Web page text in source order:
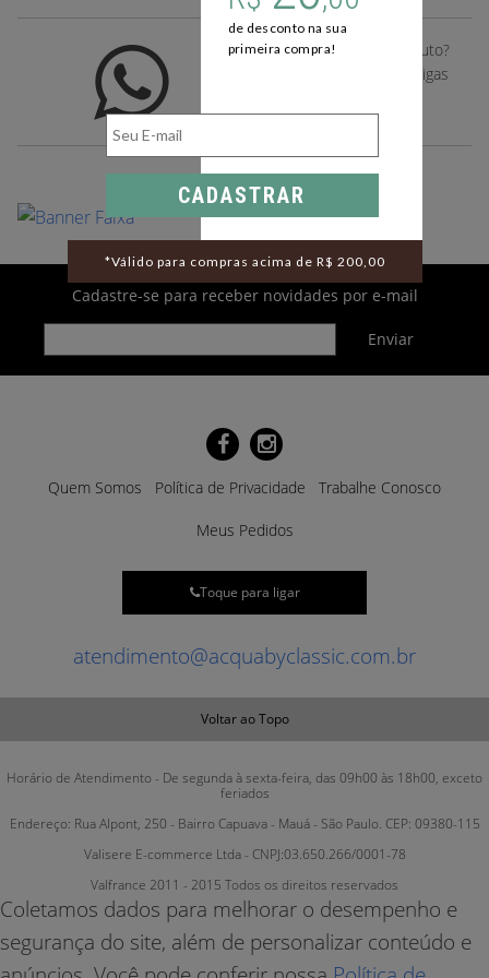
de desconto na sua
primeira compra!
CADASTRAR
*Válido para compras acima de R$ 200,00
Gostou deste desse produto?
Compartilhe com suas amigas
Cadastre-se para receber novidades por e-mail
Quem Somos Política de Privacidade Trabalhe Conosco
Meus Pedidos
Toque para ligar
atendimento@acquabyclassic.com.br
Voltar ao Topo
Horário de Atendimento - De segunda à sexta-feira, das 09h00 às 18h00, exceto
feriados
Endereço: Rua Alpont, 250 - Bairro Capuava - Mauá - São Paulo. CEP: 09380-115
Valisere E-commerce Ltda - CNPJ:03.650.266/0001-78
Valfrance 2011 - 2015 Todos os direitos reservados
Coletamos dados para melhorar o desempenho e
segurança do site, além de personalizar conteúdo e